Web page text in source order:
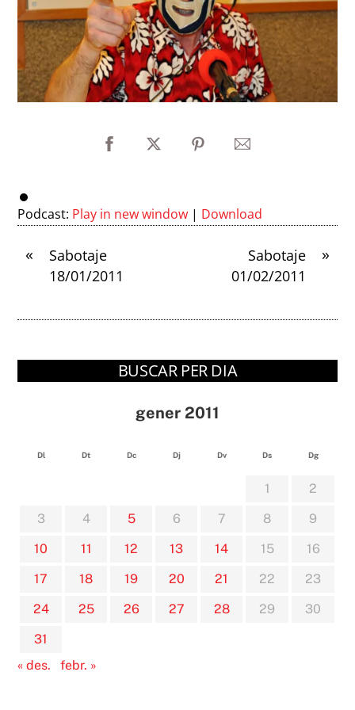
Podcast: Play in new window | Download
«
Sabotaje
18/01/2011
»
Sabotaje
01/02/2011
BUSCAR PER DIA
gener 2011
Dl Dt Dc Dj Dv Ds Dg
1
2
3
4 5 6 7 8
9
10
11 12 13 14 15
16
17
18 19 20 21 22
23
24
25 26 27 28 29
30
31
« des.
febr. »